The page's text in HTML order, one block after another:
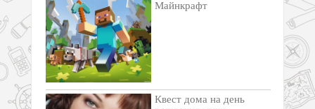
Майнкрафт
Квест дома на день